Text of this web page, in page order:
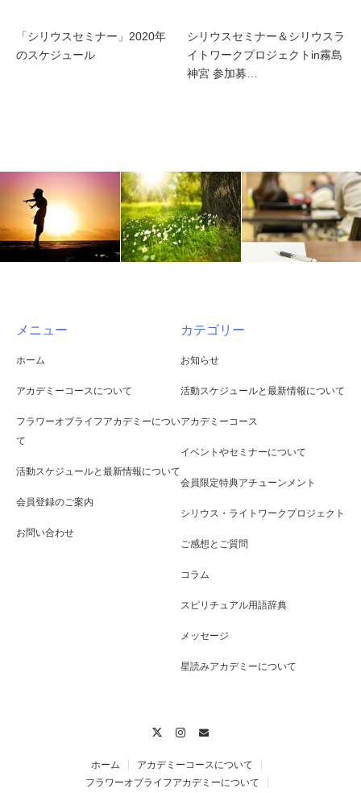
「シリウスセミナー」2020年
のスケジュール
シリウスセミナー＆シリウスラ
イトワークプロジェクトin霧島
神宮 参加募…
メニュー
ホーム
アカデミーコースについて
フラワーオブライフアカデミーについ
て
活動スケジュールと最新情報について
会員登録のご案内
お問い合わせ
カテゴリー
お知らせ
活動スケジュールと最新情報について
アカデミーコース
イベントやセミナーについて
会員限定特典アチューンメント
シリウス・ライトワークプロジェクト
ご感想とご質問
コラム
スピリチュアル用語辞典
メッセージ
星読みアカデミーについて
ホーム
アカデミーコースについて
フラワーオブライフアカデミーについて